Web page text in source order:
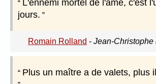
L'ennemi mortel de l'âme, c'est
jours.
Romain Rolland - Jean-Christophe
Plus un maître a de valets, plus